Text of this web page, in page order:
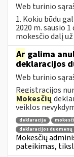
Web turinio
1. Kokiu būdu
2020 m. sausio
mokesčio dalį už
Ar galima
deklaracijos
Web turinio
Registracijos
Mokesčių
veiklos
deklaracija
deklaracijos
Mokesčių
pateikimas,